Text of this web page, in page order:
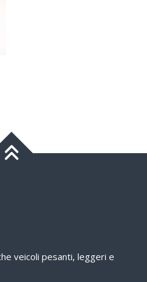
veicoli pesanti, leggeri e